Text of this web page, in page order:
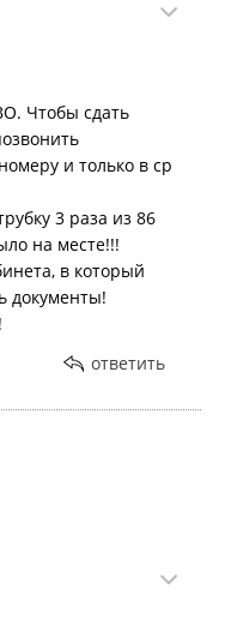
Чтобы сдать
и только в ср
3 раза из 86
на месте!!!
в который
документы!
ответить